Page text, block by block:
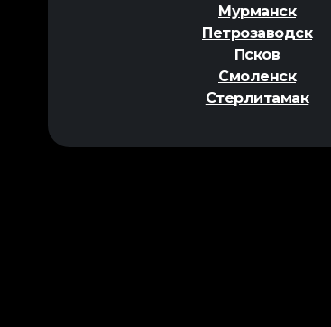
Мурманск
Петрозаводск
Псков
Смоленск
Стерлитамак